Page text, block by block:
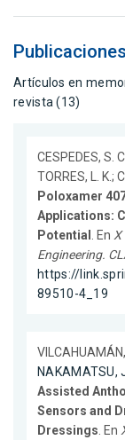
Artículos en
revista (13)
CESPEDES, S.
TORRES, L. K.;
Poloxamer
Applications:
Potential
. En X
Engineering.
https://
89510-4_19
VILCAHUAMÁN,
NAKAMATSU,
Assisted
Sensors and
Dressings . En